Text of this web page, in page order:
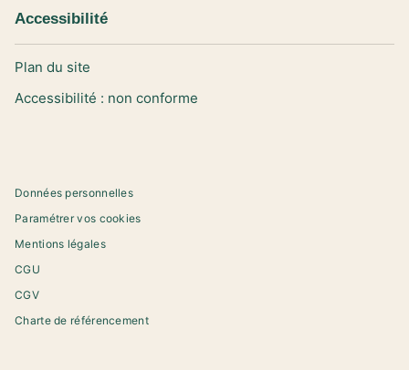
Accessibilité
Plan du site
Accessibilité : non conforme
Données personnelles
Paramétrer vos cookies
Mentions légales
CGU
CGV
Charte de référencement